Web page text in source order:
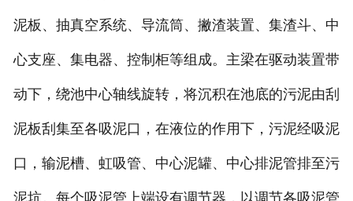
- 大型工业喷漆房
- 电捕焦油器
泥板、抽真空系统、导流筒、撇渣装置、集渣斗、中
心支座、集电器、控制柜等组成。主梁在驱动装置带
动下，绕池中心轴线旋转，将沉积在池底的污泥由刮
泥板刮集至各吸泥口，在液位的作用下，污泥经吸泥
口，输泥槽、虹吸管、中心泥罐、中心排泥管排至污